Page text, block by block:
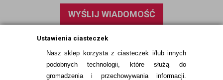
Ustawienia ciasteczek
Nasz sklep korzysta z ciasteczek i/lub innych
podobnych technologii, które służą do
gromadzenia i przechowywania informacji.
WYŚLIJ WIADOMOŚĆ